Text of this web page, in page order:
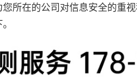
所在的公司对信息安全的重